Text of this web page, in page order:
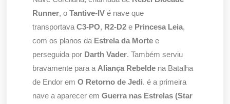
Runner, oTantive-IV é nave que
transportavaC3-PO, R2-D2 e Princesa Leia,
com os planos da Estrela da Morte e
perseguida por Darth Vader. Também serviu
bravamente para a Aliança Rebelde na Batalha
de Endor emO Retorno de Jedi. é a primeira
nave a aparecer emGuerra nas Estrelas (Star